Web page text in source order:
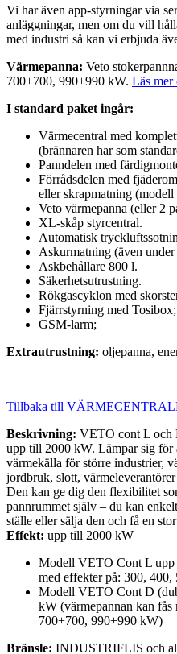
Vi har även app-styrningar via
anläggningar, men om du vill
med industri så kan vi erbjuda
Värmepanna: Veto
700+700, 990+990 kW. Läs
I standard paket ingår:
Värmecentral med
(brännaren har som
Panndelen med
Förrådsdelen med
eller skrapmatning
Veto värmepanna (eller 2
XL-skåp styrcentral.
Automatisk
Askurmatning (även
Askbehållare 800 l.
Säkerhetsutrustning.
Rökgascyklon med
Fjärrstyrning med Tosibox;
GSM-larm;
Extrautrustning: oljepanna,
Tillbaka till
Beskrivning: VETO cont L och
upp till 2000 kW. Lämpar sig för
värmekälla för större industrier,
jordbruk, slott,
Den kan ge dig den flexibilitet
pannrummet själv – du kan
ställe eller sälja den och få en
Effekt: upp till 2000 kW
Modell VETO Cont L upp
med effekter på: 300,
Modell VETO Cont D
kW (värmepannan kan
700+700, 990+990 kW)
Bränsle: INDUSTRIFLIS och